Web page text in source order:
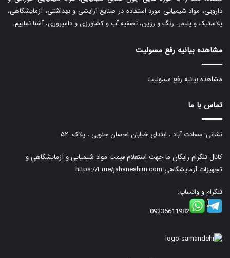
دارویی، مواد شیمیایی مورد استفاده در صنایع آرایشی و بهداشتی، آزمایشگاهی،
پلاستیک و پلیمر، رنگ و رزین، تصفیه آب و کشاورزی و دامپروری، آشنا نماییم.
مشاهده بیانیه رفع مسولیت
مشاهده بیانیه رفع مسولیت
تماس با ما
نشانی: سعادت آباد ، ابتدای خیابان احسان جنوبی ، پلاک ۵۲
کانال تلگرام رایگان ما جهت استعلام قیمت مواد شیمیایی و آزمایشگاهی و
تجهیزات آزمایشگاهی https://t.me/jahaneshimicom
تلگرام و واتساپ:
09336611982